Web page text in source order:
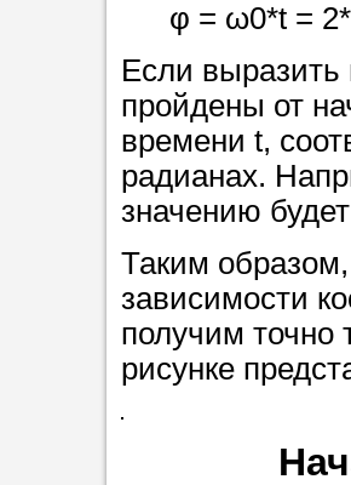
репетитора
Совет 1.
упростить
достаточно
нам, и
репетитора,
максимально
ваши
Мы
φ = ω0*t =
Если выразить
пройдены от
времени t,
радианах.
значению
Таким
зависимости
получим
рисунке